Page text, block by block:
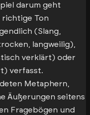
darum geht
richtige Ton
(Slang,
langweilig),
verklärt) oder
verfasst.
Metaphern,
Äußerungen seitens
Fragebögen und